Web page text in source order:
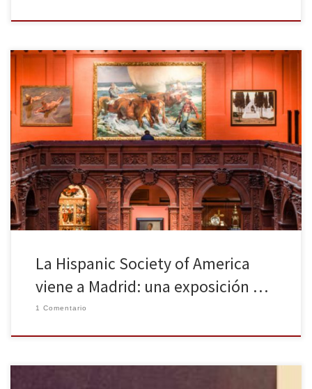
Desde el pasado 4 de abril y hasta el próximo 10 de septiembre
de 2017 puede visitarse la exposición «Tesoros de la Hispanic
Society of America» en el Museo del Prado de Madrid, una visita
altamente recomendable. La Hispanic Society (HSA), creada en
1904 por el millonario Archer Milton Huntington […]
La Hispanic Society of America
viene a Madrid: una exposición …
1 Comentario